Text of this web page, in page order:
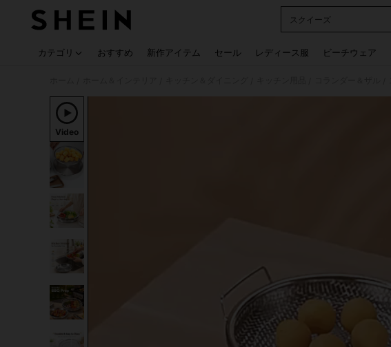
スクイーズ
カテゴリ おすすめ 新作アイテム セール レディース服 ビーチウェア
Video